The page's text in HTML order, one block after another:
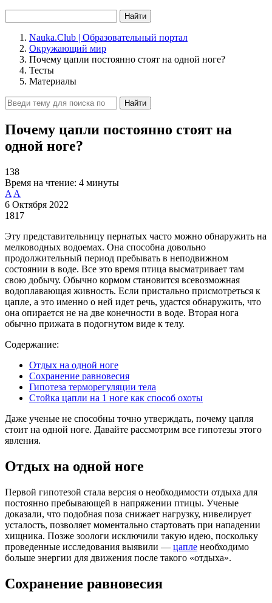
Найти
Nauka.Club | Образовательный портал
Окружающий мир
Почему цапли постоянно стоят на одной ноге?
Тесты
Материалы
Найти
Почему цапли постоянно стоят на
одной ноге?
138
Время на чтение: 4 минуты
A A
6 Октября 2022
1817
Эту представительницу пернатых часто можно обнаружить на
мелководных водоемах. Она способна довольно
продолжительный период пребывать в неподвижном
состоянии в воде. Все это время птица высматривает там
свою добычу. Обычно кормом становится всевозможная
водоплавающая живность. Если пристально присмотреться к
цапле, а это именно о ней идет речь, удастся обнаружить, что
она опирается не на две конечности в воде. Вторая нога
обычно прижата в подогнутом виде к телу.
Содержание:
Отдых на одной ноге
Сохранение равновесия
Гипотеза терморегуляции тела
Стойка цапли на 1 ноге как способ охоты
Даже ученые не способны точно утверждать, почему цапля
стоит на одной ноге. Давайте рассмотрим все гипотезы этого
явления.
Отдых на одной ноге
Первой гипотезой стала версия о необходимости отдыха для
постоянно пребывающей в напряжении птицы. Ученые
доказали, что подобная поза снижает нагрузку, нивелирует
усталость, позволяет моментально стартовать при нападении
хищника. Позже зоологи исключили такую идею, поскольку
проведенные исследования выявили — цапле необходимо
больше энергии для движения после такого «отдыха».
Сохранение равновесия